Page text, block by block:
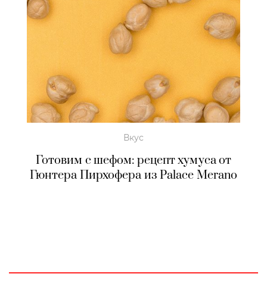
Вкус
Готовим с шефом: рецепт хумуса от
Гюнтера Пирхофера из Palace Merano